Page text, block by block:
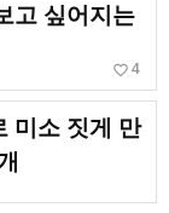
고 싶어지는
favorite_border 4
미소 짓게 만